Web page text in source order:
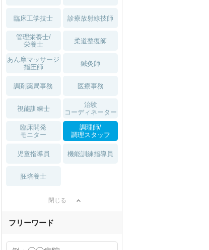
に増加傾向の「介護施設」求
人をご紹介！
臨床工学技士 診療放射線技師
管理栄養士/
栄養士
柔道整復師
あん摩マッサージ
指圧師
鍼灸師
調剤薬局事務 医療事務
視能訓練士
治験
コーディネーター
臨床開発
モニター
調理師/
調理スタッフ
児童指導員 機能訓練指導員
胚培養士
閉じる
フリーワード